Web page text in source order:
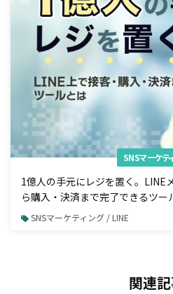
SNSマーケテ
1億人の手元にレジを置く。LINE
ら購入・決済まで完了できるツー
SNSマーケティング / LINE
関連